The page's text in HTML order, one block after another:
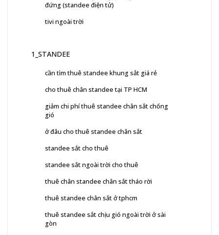
đứng (standee điện tử)
tivi ngoài trời
1_STANDEE
cần tìm thuê standee khung sắt giá rẻ
cho thuê chân standee tại TP HCM
giảm chi phí thuê standee chân sắt chống
gió
ở đâu cho thuê standee chân sắt
standee sắt cho thuê
standee sắt ngoài trời cho thuê
thuê chân standee chân sắt tháo rời
thuê standee chân sắt ở tphcm
thuê standee sắt chịu gió ngoài trời ở sài
gòn